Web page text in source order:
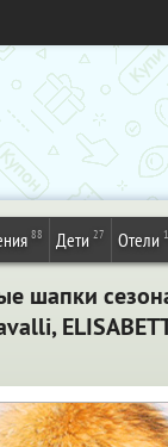
88 Дети 27 Отели
шапки